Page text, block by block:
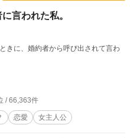
言われた私。
/ 66,363件
恋愛 女主人公